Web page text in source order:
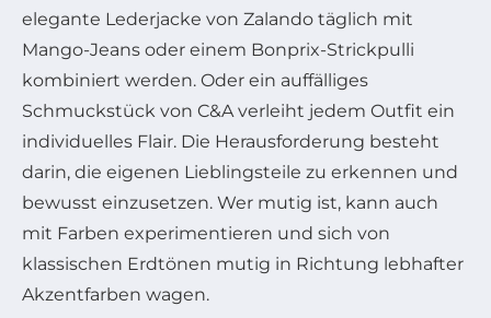
elegante Lederjacke von Zalando täglich mit
Mango-Jeans oder einem Bonprix-Strickpulli
kombiniert werden. Oder ein auffälliges
Schmuckstück von C&A verleiht jedem Outfit ein
individuelles Flair. Die Herausforderung besteht
darin, die eigenen Lieblingsteile zu erkennen und
bewusst einzusetzen. Wer mutig ist, kann auch
mit Farben experimentieren und sich von
klassischen Erdtönen mutig in Richtung lebhafter
Akzentfarben wagen.